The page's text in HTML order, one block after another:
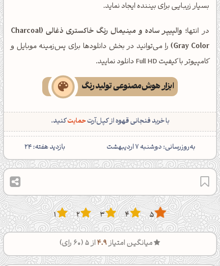
بسیار زیبایی برای بیننده ایجاد نماید.
در انتها؛
والپیپر ساده و مینیمال رنگ خاکستری ذغالی (Charcoal
Gray Color) را می‌توانید در بخش دانلودها برای پس‌زمینه موبایل و
کامپیوتر با کیفیت Full HD دانلود نمایید.
ابزار هوش‌مصنوعی تولید رنگ
با خرید فنجانی قهوه از کپل‌آرتحمایتکنید.
‌به‌روزرسانی: دوشنبه 7 اردیبهشت بازدید هفته:24
5
4
3
2
1
میانگین امتیاز4.9از 5 ( 60 رای)